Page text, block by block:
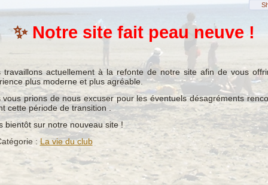
✨ Notre site fait peau neuve !
travaillons actuellement à la refonte de notre site afin de vous
plus moderne et plus agréable.
vous prions de nous excuser pour les éventuels désagréments
cette période de transition .
bientôt sur notre nouveau site !
: La vie du club